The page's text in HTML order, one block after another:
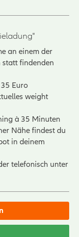
an einem der
findenden
Euro
weight
à 35 Minuten
Nähe findest du
in deinem
telefonisch unter